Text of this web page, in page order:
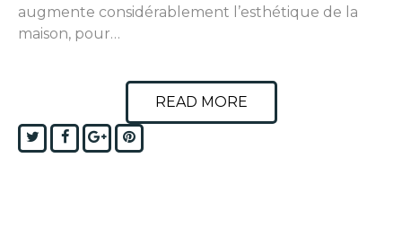
augmente considérablement l’esthétique de la
maison, pour…
READ MORE
TwitterFacebook
Google+Pinterest